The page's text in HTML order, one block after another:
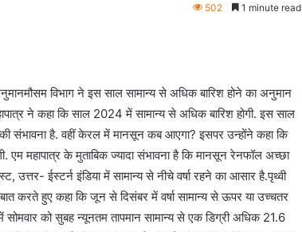
502 1 minute read
मौसम विभाग ने इस साल सामान्य से अधिक बारिश होने का अनुमान
ने कहा कि साल 2024 में सामान्य से अधिक बारिश होगी. इस साल
संभावना है. वहीं केरल में मानसून कब आएगा? इसपर उन्होंने कहा कि
महापात्र के मुताबिक ज्यादा संभावना है कि मानसून रेनफॉल अच्छा
उत्तर- ईस्टर्न इंडिया में सामान्य से नीचे वर्षा रहने का आसार है.पृथ्वी
करते हुए कहा कि जून से दिसंबर में वर्षा सामान्य से ऊपर या उच्चतर
को सुबह न्यूनतम तापमान सामान्य से एक डिग्री अधिक 21.6